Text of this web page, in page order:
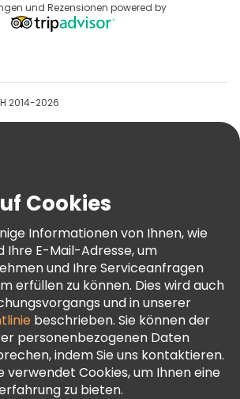
und Rezensionen powered by
2014-2026
Cookies
Informationen von Ihnen, wie
Ihre E-Mail-Adresse, um
und Ihre Serviceanfragen
erfüllen zu können. Dies wird auch
und in unserer
beschrieben. Sie können der
personenbezogenen Daten
indem Sie uns kontaktieren.
verwendet Cookies, um Ihnen eine
zu bieten.